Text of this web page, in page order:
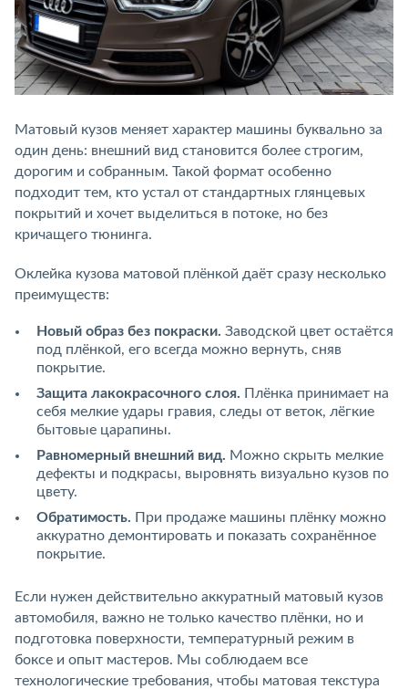
Матовый кузов меняет характер машины буквально за
один день: внешний вид становится более строгим,
дорогим и собранным. Такой формат особенно
подходит тем, кто устал от стандартных глянцевых
покрытий и хочет выделиться в потоке, но без
кричащего тюнинга.
Оклейка кузова матовой плёнкой даёт сразу несколько
преимуществ:
Новый образ без покраски. Заводской цвет остаётся
под плёнкой, его всегда можно вернуть, сняв
покрытие.
Защита лакокрасочного слоя. Плёнка принимает на
себя мелкие удары гравия, следы от веток, лёгкие
бытовые царапины.
Равномерный внешний вид. Можно скрыть мелкие
дефекты и подкрасы, выровнять визуально кузов по
цвету.
Обратимость. При продаже машины плёнку можно
аккуратно демонтировать и показать сохранённое
покрытие.
Если нужен действительно аккуратный матовый кузов
автомобиля, важно не только качество плёнки, но и
подготовка поверхности, температурный режим в
боксе и опыт мастеров. Мы соблюдаем все
технологические требования, чтобы матовая текстура